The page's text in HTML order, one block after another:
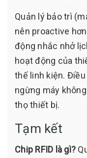
Quản lý bảo trì
nên proactive
động nhắc nhở
hoạt động của
thế linh kiện.
ngừng máy
thọ thiết bị.
Tạm kết
Chip RFID là gì?